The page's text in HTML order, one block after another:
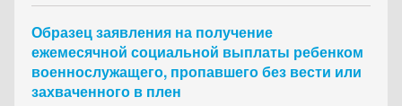
Образец заявления на получение
ежемесячной социальной выплаты ребенком
военнослужащего, пропавшего без вести или
захваченного в плен